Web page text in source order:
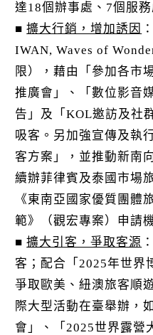
達18個辦事處、7個服務
■擴大行銷，增加誘因
IWAN, Waves of
限），藉由「參加各市
推廣會」、「數位影音
告」及「KOL邀訪及社
吸客。另加強宣傳及執
客方案」，並推動新南
續辦菲律賓及泰國市場
《東南亞國家優質團體
範》（觀宏專案）申請
■擴大引客，爭取客源
客；配合「2025年世界
爭取歐美、紐澳旅客順
際大型活動在臺舉辦，
會」、「2025世界露營